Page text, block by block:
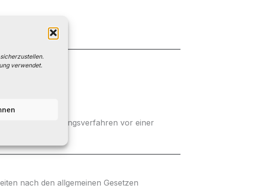
verwendet.
an Streitbeilegungsverfahren vor einer
nach den allgemeinen Gesetzen